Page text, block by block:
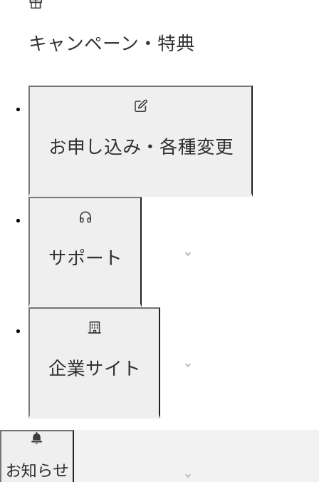
キャンペーン・特典
お申し込み・各種変更
サポート
企業サイト
お知らせ